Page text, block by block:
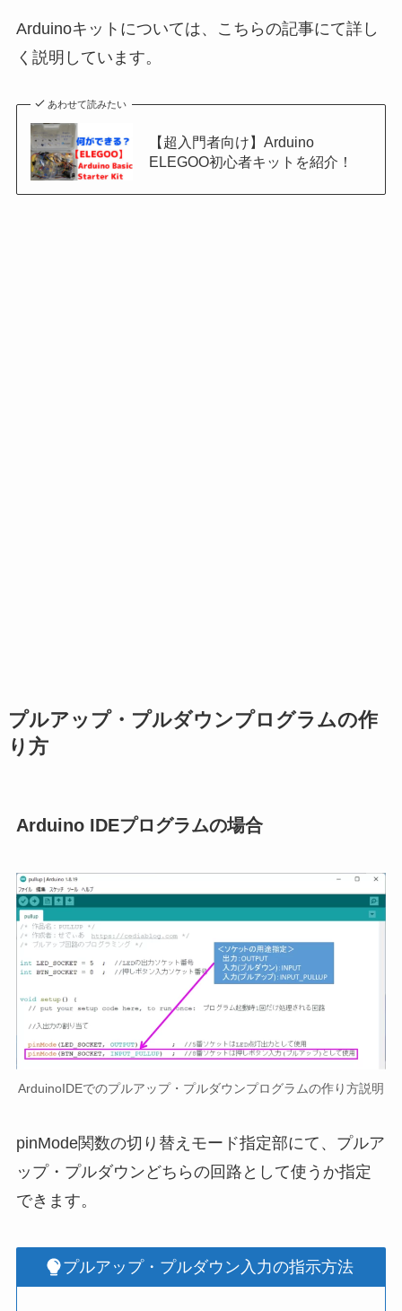
Arduinoキットについては、こちらの記事にて詳し
く説明しています。
あわせて読みたい
【超入門者向け】Arduino
ELEGOO初心者キットを紹介！
プルアップ・プルダウンプログラムの作
り方
Arduino IDEプログラムの場合
ArduinoIDEでのプルアップ・プルダウンプログラムの作り方説明
pinMode関数の切り替えモード指定部にて、プルア
ップ・プルダウンどちらの回路として使うか指定
できます。
プルアップ・プルダウン入力の指示方法